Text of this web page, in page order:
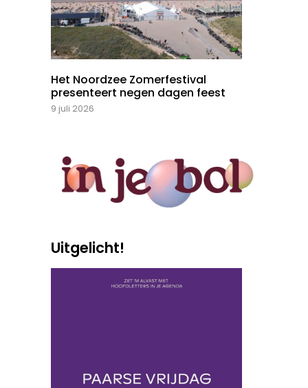
Het Noordzee Zomerfestival
presenteert negen dagen feest
9 juli 2026
Uitgelicht!